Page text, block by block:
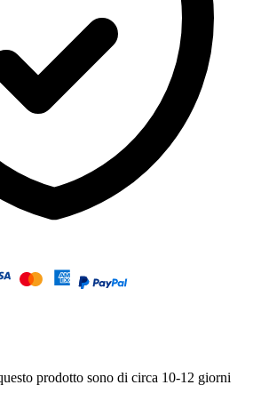
prodotto sono di circa 10-12 giorni